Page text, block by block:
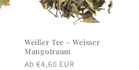
Weißer Tee - Weisser
Mangotraum
Normaler
Ab €4,60 EUR